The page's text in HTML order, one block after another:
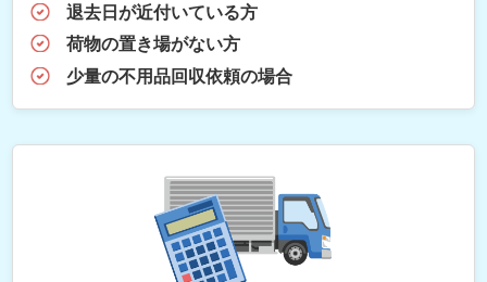
退去日が近付いている方
荷物の置き場がない方
少量の不用品回収依頼の場合